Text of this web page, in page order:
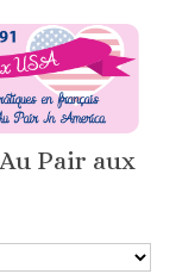
Pair aux